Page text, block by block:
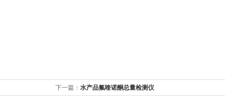
下一篇： 水产品氟喹诺酮总量检测仪